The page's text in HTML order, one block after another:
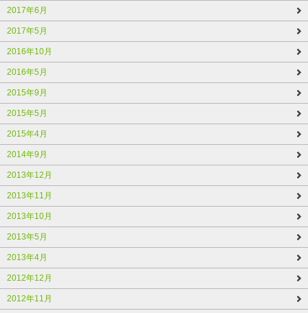
2017年6月
2017年5月
2016年10月
2016年5月
2015年9月
2015年5月
2015年4月
2014年9月
2013年12月
2013年11月
2013年10月
2013年5月
2013年4月
2012年12月
2012年11月